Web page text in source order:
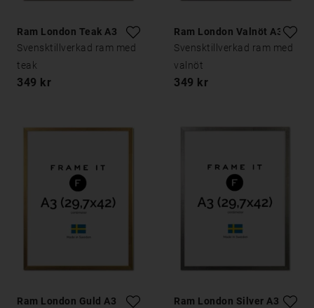
Ram London Teak A3
Svensktillverkad ram med
teak
349 kr
Ram London Valnöt A3
Svensktillverkad ram med
valnöt
349 kr
Ram London Guld A3
Ram London Silver A3